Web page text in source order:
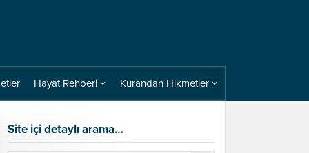
Hayat Rehberi Kurandan Hikmetler
Site içi detaylı arama…